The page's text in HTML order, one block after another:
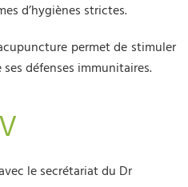
d’hygiènes strictes.
permet de stimuler
défenses immunitaires.
le secrétariat du Dr